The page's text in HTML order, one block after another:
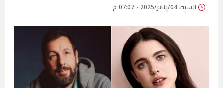
السبت 04/يناير/2025 - 07:07 م